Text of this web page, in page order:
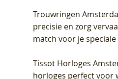
Trouwringen
precisie en zorg
match voor je
Tissot Horloges
horloges perfect voor